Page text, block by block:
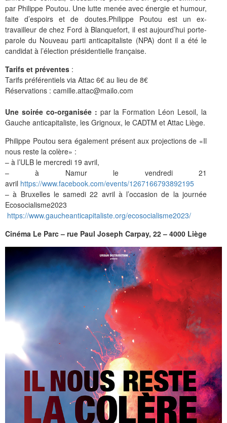
par Philippe Poutou. Une lutte menée avec énergie et humour,
faite d’espoirs et de doutes.Philippe Poutou est un ex-
travailleur de chez Ford à Blanquefort, il est aujourd’hui porte-
parole du Nouveau parti anticapitaliste (NPA) dont il a été le
candidat à l’élection présidentielle française.
Tarifs et préventes :
Tarifs préférentiels via Attac 6€ au lieu de 8€
Réservations : camille.attac@mailo.com
Une soirée co-organisée : par la Formation Léon Lesoil, la
Gauche anticapitaliste, les Grignoux, le CADTM et Attac Liège.
Philippe Poutou sera également présent aux projections de «Il
nous reste la colère» :
– à l’ULB le mercredi 19 avril,
– à Namur le vendredi 21
avril https://www.facebook.com/events/1267166793892195
– à Bruxelles le samedi 22 avril à l’occasion de la journée
Ecosocialisme2023
https://www.gaucheanticapitaliste.org/ecosocialisme2023/
Cinéma Le Parc – rue Paul Joseph Carpay, 22 – 4000 Liège